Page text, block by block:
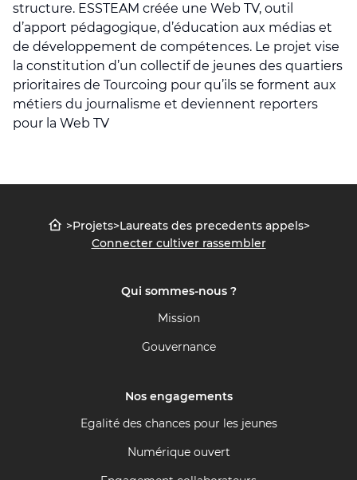
structure. ESSTEAM créée une Web TV, outil
d’apport pédagogique, d’éducation aux médias et
de développement de compétences. Le projet vise
la constitution d’un collectif de jeunes des quartiers
prioritaires de Tourcoing pour qu’ils se forment aux
métiers du journalisme et deviennent reporters
pour la Web TV
>Projets>Laureats des precedents appels>
Connecter cultiver rassembler
Qui sommes-nous ?
Mission
Gouvernance
Nos engagements
Egalité des chances pour les jeunes
Numérique ouvert